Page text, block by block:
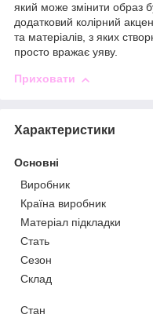
який може змінити образ
додатковий колірний
та матеріалів, з яких
просто вражає уяву.
Приховати
Характеристики
Основні
Виробник
Країна виробник
Матеріал підкладки
Стать
Сезон
Склад
Стан